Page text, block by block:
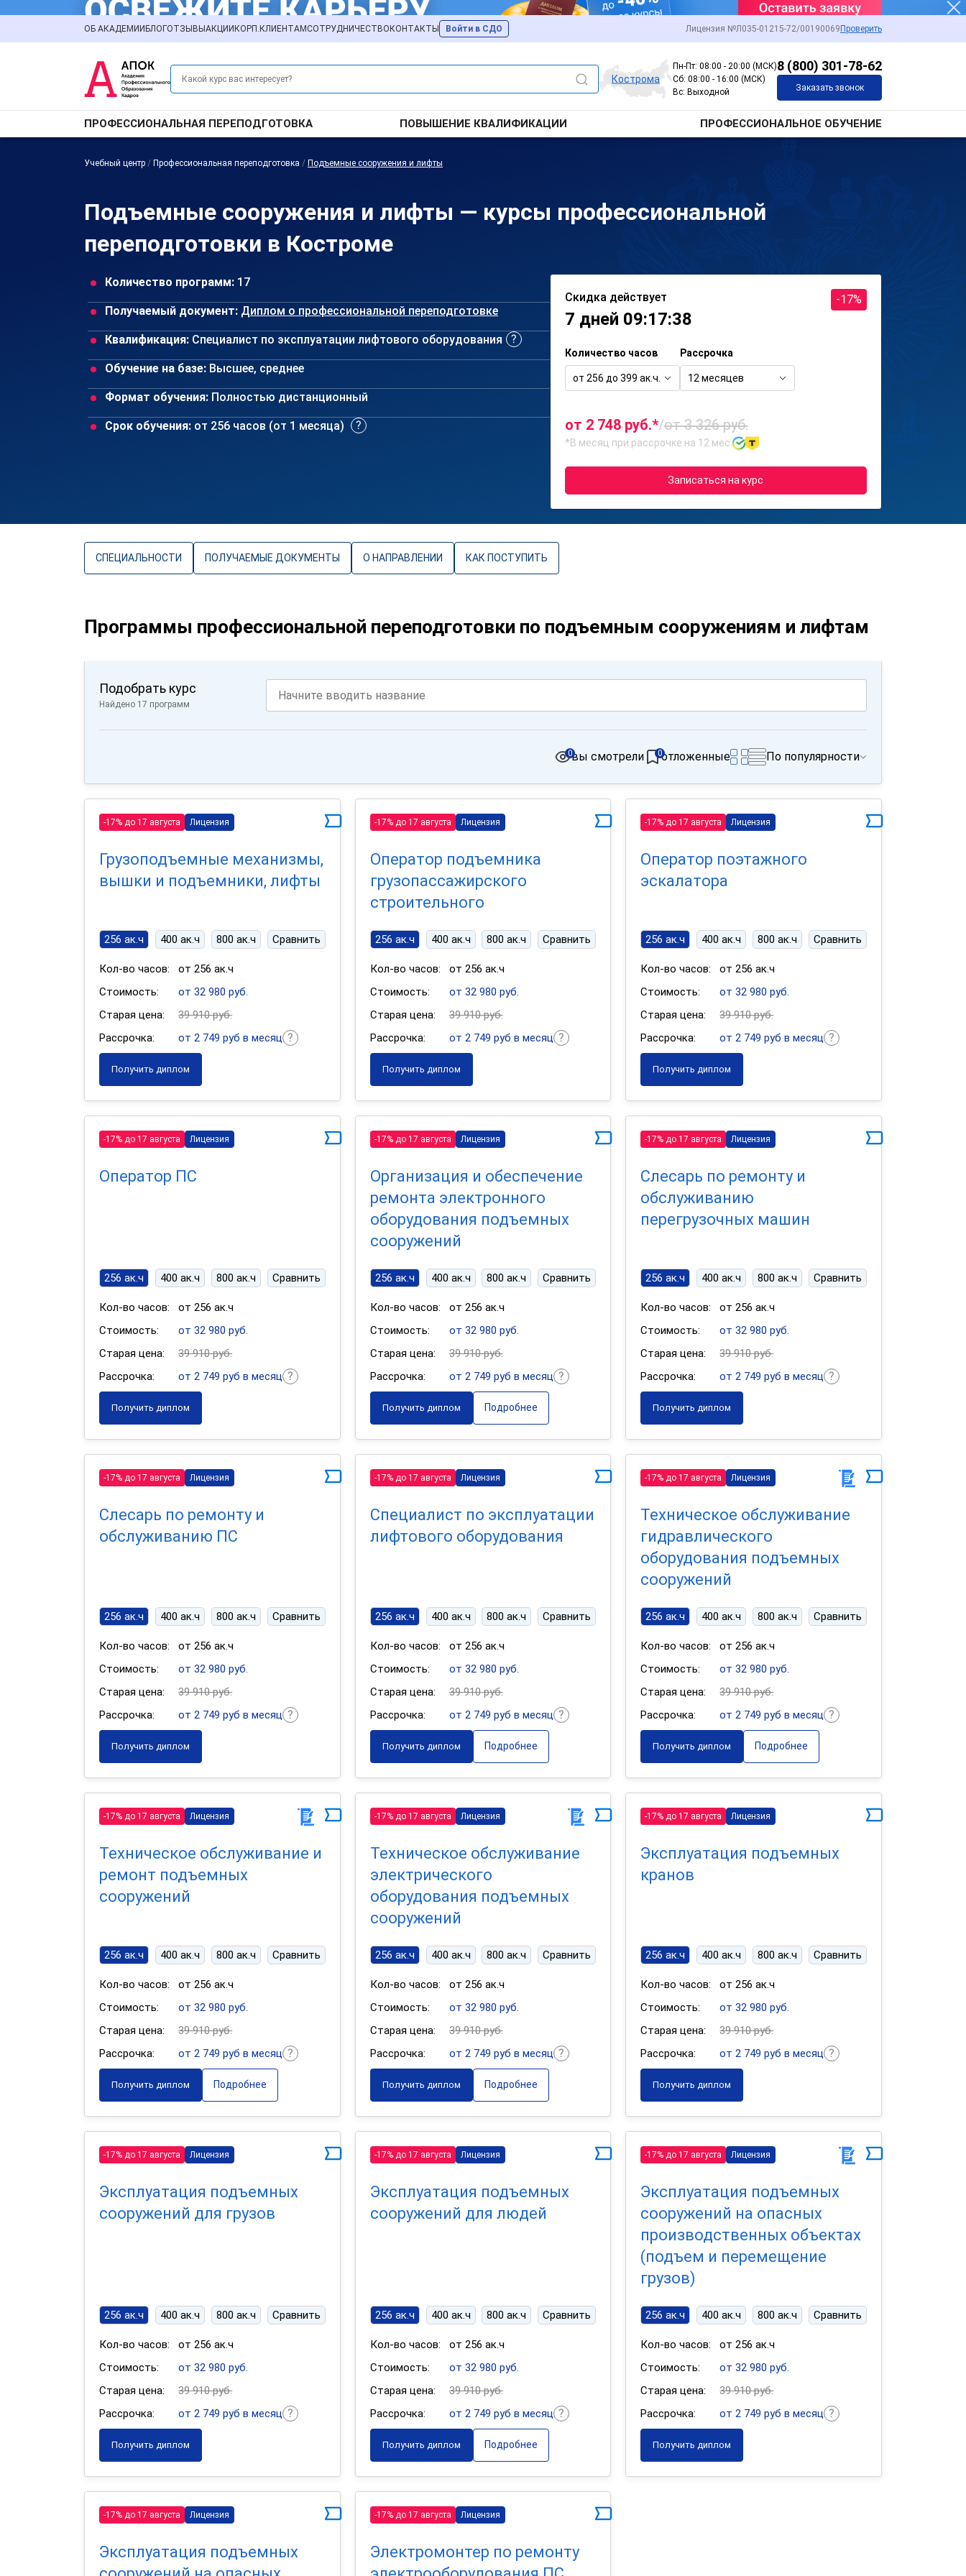
ОБ АКАДЕМИИ БЛОГОТЗЫВЫ АКЦИИ КОРП.КЛИЕНТАМСОТРУДНИЧЕСТВО КОНТАКТЫ Войти в СДО Лицензия №Л035-01215-72/00190069 Проверить
Кострома
Пн-Пт: 08:00 - 20:00 (МСК)
Сб: 08:00 - 16:00 (МСК)
Вс: Выходной
8 (800) 301-78-62
Заказать звонок
ПРОФЕССИОНАЛЬНАЯ ПЕРЕПОДГОТОВКА ПОВЫШЕНИЕ КВАЛИФИКАЦИИ ПРОФЕССИОНАЛЬНОЕ ОБУЧЕНИЕ
Учебный центр / Профессиональная переподготовка / Подъемные сооружения и лифты
Подъемные сооружения и лифты — курсы профессиональной
переподготовки в Костроме
Количество программ: 17
Получаемый документ: Диплом о профессиональной переподготовке
Квалификация: Специалист по эксплуатации лифтового оборудования
Обучение на базе: Высшее, среднее
Формат обучения: Полностью дистанционный
Срок обучения: от 256 часов (от 1 месяца)
Скидка действует
7 дней 09:17:38
-17%
Количество часов
от 256 до 399 ак.ч.
Рассрочка
12 месяцев
от 2 748 руб.*/от 3 326 руб.
*В месяц при рассрочке на 12 мес.
Записаться на курс
СПЕЦИАЛЬНОСТИ ПОЛУЧАЕМЫЕ ДОКУМЕНТЫ О НАПРАВЛЕНИИ КАК ПОСТУПИТЬ
Программы профессиональной переподготовки по подъемным сооружениям и лифтам
Подобрать курс
Найдено 17 программ
вы смотрели
0 отложенные
0 По популярности
-17% до 17 августа Лицензия
Грузоподъемные механизмы,
вышки и подъемники, лифты
256 ак.ч 400 ак.ч 800 ак.ч Сравнить
Кол-во часов:
от 256 ак.ч
Стоимость:
от 32 980 руб.
Старая цена:
39 910 руб.
Рассрочка:
от 2 749 руб в месяц
Получить диплом
-17% до 17 августа Лицензия
Оператор подъемника
грузопассажирского
строительного
256 ак.ч 400 ак.ч 800 ак.ч Сравнить
Кол-во часов:
от 256 ак.ч
Стоимость:
от 32 980 руб.
Старая цена:
39 910 руб.
Рассрочка:
от 2 749 руб в месяц
Получить диплом
-17% до 17 августа Лицензия
Оператор поэтажного
эскалатора
256 ак.ч 400 ак.ч 800 ак.ч Сравнить
Кол-во часов:
от 256 ак.ч
Стоимость:
от 32 980 руб.
Старая цена:
39 910 руб.
Рассрочка:
от 2 749 руб в месяц
Получить диплом
-17% до 17 августа Лицензия
Оператор ПС
256 ак.ч 400 ак.ч 800 ак.ч Сравнить
Кол-во часов:
от 256 ак.ч
Стоимость:
от 32 980 руб.
Старая цена:
39 910 руб.
Рассрочка:
от 2 749 руб в месяц
Получить диплом
-17% до 17 августа Лицензия
Организация и обеспечение
ремонта электронного
оборудования подъемных
сооружений
256 ак.ч 400 ак.ч 800 ак.ч Сравнить
Кол-во часов:
от 256 ак.ч
Стоимость:
от 32 980 руб.
Старая цена:
39 910 руб.
Рассрочка:
от 2 749 руб в месяц
Получить диплом Подробнее
-17% до 17 августа Лицензия
Слесарь по ремонту и
обслуживанию
перегрузочных машин
256 ак.ч 400 ак.ч 800 ак.ч Сравнить
Кол-во часов:
от 256 ак.ч
Стоимость:
от 32 980 руб.
Старая цена:
39 910 руб.
Рассрочка:
от 2 749 руб в месяц
Получить диплом
-17% до 17 августа Лицензия
Слесарь по ремонту и
обслуживанию ПС
256 ак.ч 400 ак.ч 800 ак.ч Сравнить
Кол-во часов:
от 256 ак.ч
Стоимость:
от 32 980 руб.
Старая цена:
39 910 руб.
Рассрочка:
от 2 749 руб в месяц
Получить диплом
-17% до 17 августа Лицензия
Специалист по эксплуатации
лифтового оборудования
256 ак.ч 400 ак.ч 800 ак.ч Сравнить
Кол-во часов:
от 256 ак.ч
Стоимость:
от 32 980 руб.
Старая цена:
39 910 руб.
Рассрочка:
от 2 749 руб в месяц
Получить диплом Подробнее
-17% до 17 августа Лицензия
Техническое обслуживание
гидравлического
оборудования подъемных
сооружений
256 ак.ч 400 ак.ч 800 ак.ч Сравнить
Кол-во часов:
от 256 ак.ч
Стоимость:
от 32 980 руб.
Старая цена:
39 910 руб.
Рассрочка:
от 2 749 руб в месяц
Получить диплом Подробнее
-17% до 17 августа Лицензия
Техническое обслуживание и
ремонт подъемных
сооружений
256 ак.ч 400 ак.ч 800 ак.ч Сравнить
Кол-во часов:
от 256 ак.ч
Стоимость:
от 32 980 руб.
Старая цена:
39 910 руб.
Рассрочка:
от 2 749 руб в месяц
Получить диплом Подробнее
-17% до 17 августа Лицензия
Техническое обслуживание
электрического
оборудования подъемных
сооружений
256 ак.ч 400 ак.ч 800 ак.ч Сравнить
Кол-во часов:
от 256 ак.ч
Стоимость:
от 32 980 руб.
Старая цена:
39 910 руб.
Рассрочка:
от 2 749 руб в месяц
Получить диплом Подробнее
-17% до 17 августа Лицензия
Эксплуатация подъемных
кранов
256 ак.ч 400 ак.ч 800 ак.ч Сравнить
Кол-во часов:
от 256 ак.ч
Стоимость:
от 32 980 руб.
Старая цена:
39 910 руб.
Рассрочка:
от 2 749 руб в месяц
Получить диплом
-17% до 17 августа Лицензия
Эксплуатация подъемных
сооружений для грузов
256 ак.ч 400 ак.ч 800 ак.ч Сравнить
Кол-во часов:
от 256 ак.ч
Стоимость:
от 32 980 руб.
Старая цена:
39 910 руб.
Рассрочка:
от 2 749 руб в месяц
Получить диплом
-17% до 17 августа Лицензия
Эксплуатация подъемных
сооружений для людей
256 ак.ч 400 ак.ч 800 ак.ч Сравнить
Кол-во часов:
от 256 ак.ч
Стоимость:
от 32 980 руб.
Старая цена:
39 910 руб.
Рассрочка:
от 2 749 руб в месяц
Получить диплом Подробнее
-17% до 17 августа Лицензия
Эксплуатация подъемных
сооружений на опасных
производственных объектах
(подъем и перемещение
грузов)
256 ак.ч 400 ак.ч 800 ак.ч Сравнить
Кол-во часов:
от 256 ак.ч
Стоимость:
от 32 980 руб.
Старая цена:
39 910 руб.
Рассрочка:
от 2 749 руб в месяц
Получить диплом
-17% до 17 августа Лицензия
Эксплуатация подъемных
-17% до 17 августа Лицензия
Электромонтер по ремонту